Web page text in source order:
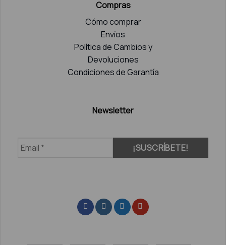
Compras
Cómo comprar
Envíos
Política de Cambios y
Devoluciones
Condiciones de Garantía
Newsletter